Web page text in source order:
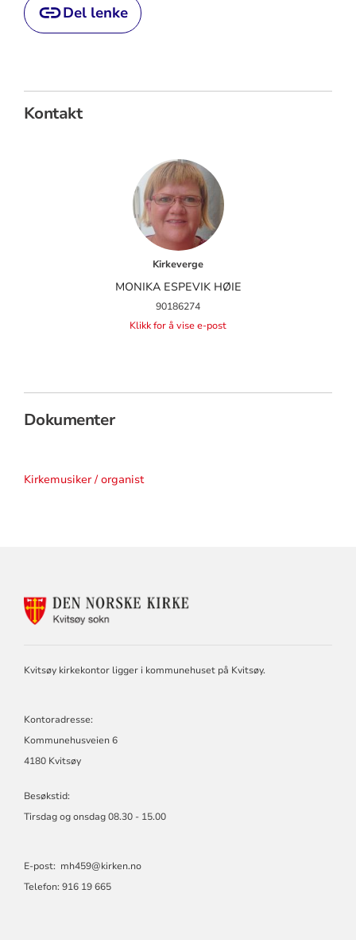
Del lenke
Kontakt
Kirkeverge
MONIKA ESPEVIK HØIE
90186274
Klikk for å vise e-post
Dokumenter
Kirkemusiker / organist
Kvitsøy kirkekontor ligger i kommunehuset på Kvitsøy.
Kontoradresse:
Kommunehusveien 6
4180 Kvitsøy
Besøkstid:
Tirsdag og onsdag 08.30 - 15.00
E-post: mh459@kirken.no
Telefon: 916 19 665